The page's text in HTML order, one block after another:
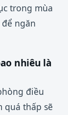
trong mùa
ngăn
nhiêu là
điều
quá thấp sẽ